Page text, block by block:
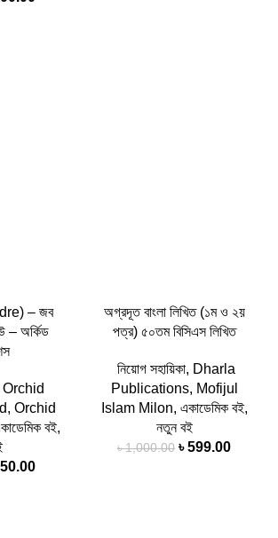
– জব
– অর্কিড
Orchid
, Orchid
বই,
অগ্রদূত বাংলা লিখিত (১ম ও ২য়
পত্র) ৫০তম বিসিএস লিখিত
নিয়োগ সহায়িকা, Dharla
Publications, Mofijul
Islam Milon, একাডেমিক বই,
নতুন বই
৳1,000.00 ৳599.00